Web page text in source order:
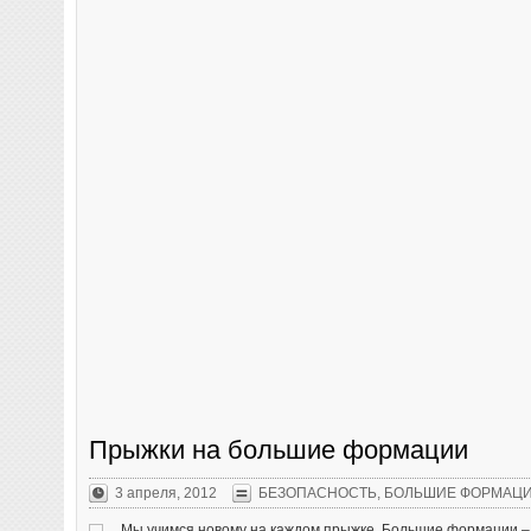
Прыжки на большие формации
3 апреля, 2012 БЕЗОПАСНОСТЬ, БОЛЬШИЕ